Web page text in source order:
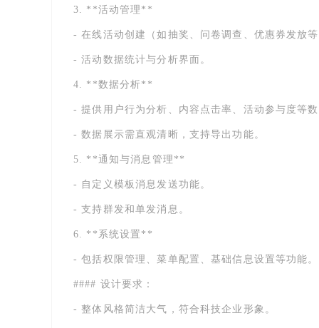
3. **活动管理**
- 在线活动创建（如抽奖、问卷调查、优惠券发放等
- 活动数据统计与分析界面。
4. **数据分析**
- 提供用户行为分析、内容点击率、活动参与度等数
- 数据展示需直观清晰，支持导出功能。
5. **通知与消息管理**
- 自定义模板消息发送功能。
- 支持群发和单发消息。
6. **系统设置**
- 包括权限管理、菜单配置、基础信息设置等功能。
#### 设计要求：
- 整体风格简洁大气，符合科技企业形象。